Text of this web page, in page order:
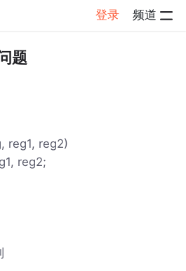
登录 频道
帖子详情
题
reg1, reg2)
reg2;